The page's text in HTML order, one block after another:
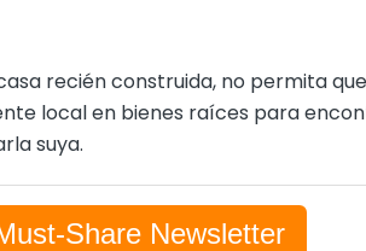
recién construida, no permita
local en bienes raíces para
suya.
Share Newsletter